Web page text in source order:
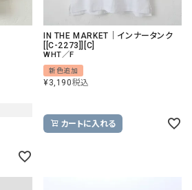
IN THE MARKET｜インナータンク
[[C-2273]][C]
WHT／F
新色追加
¥3,190税込
カートに入れる